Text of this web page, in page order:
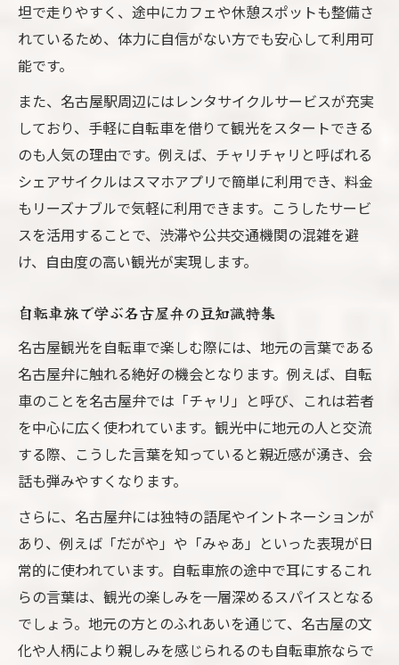
坦で走りやすく、途中にカフェや休憩スポットも整備さ
れているため、体力に自信がない方でも安心して利用可
能です。
また、名古屋駅周辺にはレンタサイクルサービスが充実
しており、手軽に自転車を借りて観光をスタートできる
のも人気の理由です。例えば、チャリチャリと呼ばれる
シェアサイクルはスマホアプリで簡単に利用でき、料金
もリーズナブルで気軽に利用できます。こうしたサービ
スを活用することで、渋滞や公共交通機関の混雑を避
け、自由度の高い観光が実現します。
自転車旅で学ぶ名古屋弁の豆知識特集
名古屋観光を自転車で楽しむ際には、地元の言葉である
名古屋弁に触れる絶好の機会となります。例えば、自転
車のことを名古屋弁では「チャリ」と呼び、これは若者
を中心に広く使われています。観光中に地元の人と交流
する際、こうした言葉を知っていると親近感が湧き、会
話も弾みやすくなります。
さらに、名古屋弁には独特の語尾やイントネーションが
あり、例えば「だがや」や「みゃあ」といった表現が日
常的に使われています。自転車旅の途中で耳にするこれ
らの言葉は、観光の楽しみを一層深めるスパイスとなる
でしょう。地元の方とのふれあいを通じて、名古屋の文
化や人柄により親しみを感じられるのも自転車旅ならで